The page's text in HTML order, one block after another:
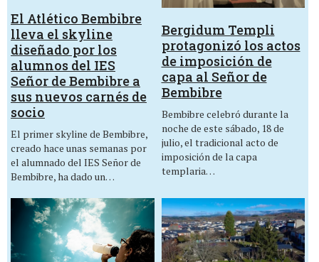
El Atlético Bembibre
lleva el skyline
diseñado por los
alumnos del IES
Señor de Bembibre a
sus nuevos carnés de
socio
El primer skyline de Bembibre,
creado hace unas semanas por
el alumnado del IES Señor de
Bembibre, ha dado un…
Bergidum Templi
protagonizó los actos
de imposición de
capa al Señor de
Bembibre
Bembibre celebró durante la
noche de este sábado, 18 de
julio, el tradicional acto de
imposición de la capa
templaria…